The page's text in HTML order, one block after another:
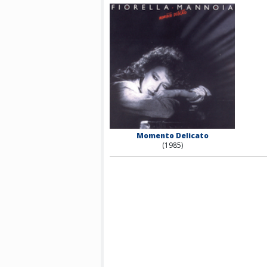
Momento Delicato
(1985)